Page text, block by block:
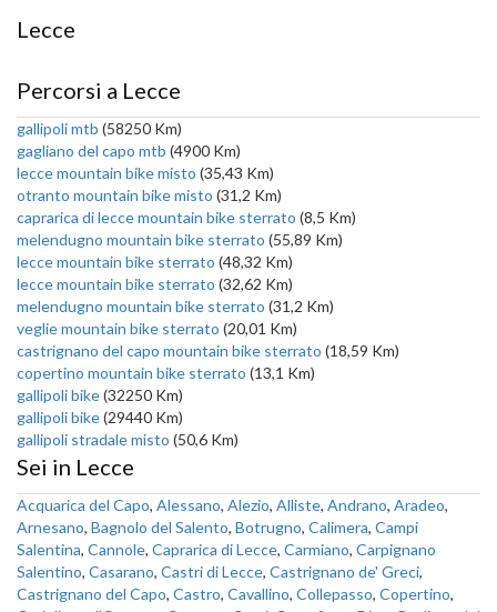
Lecce
Percorsi a Lecce
gallipoli mtb (58250 Km)
gagliano del capo mtb (4900 Km)
lecce mountain bike misto (35,43 Km)
otranto mountain bike misto (31,2 Km)
caprarica di lecce mountain bike sterrato (8,5 Km)
melendugno mountain bike sterrato (55,89 Km)
lecce mountain bike sterrato (48,32 Km)
lecce mountain bike sterrato (32,62 Km)
melendugno mountain bike sterrato (31,2 Km)
veglie mountain bike sterrato (20,01 Km)
castrignano del capo mountain bike sterrato (18,59 Km)
copertino mountain bike sterrato (13,1 Km)
gallipoli bike(32250 Km)
gallipoli bike(29440 Km)
gallipoli stradale misto (50,6 Km)
Sei in Lecce
Acquarica del Capo, Alessano, Alezio, Alliste, Andrano, Aradeo,
Arnesano, Bagnolo del Salento, Botrugno, Calimera, Campi
Salentina, Cannole, Caprarica di Lecce, Carmiano, Carpignano
Salentino, Casarano, Castri di Lecce, Castrignano de' Greci,
Castrignano del Capo, Castro, Cavallino, Collepasso, Copertino,